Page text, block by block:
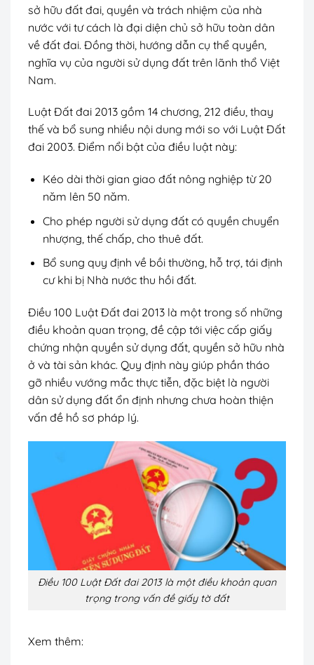
sở hữu đất đai, quyền và trách nhiệm của nhà
nước với tư cách là đại diện chủ sở hữu toàn dân
về đất đai. Đồng thời, hướng dẫn cụ thể quyền,
nghĩa vụ của người sử dụng đất trên lãnh thổ Việt
Nam.
Luật Đất đai 2013 gồm 14 chương, 212 điều, thay
thế và bổ sung nhiều nội dung mới so với Luật Đất
đai 2003. Điểm nổi bật của điều luật này:
Kéo dài thời gian giao đất nông nghiệp từ 20
năm lên 50 năm.
Cho phép người sử dụng đất có quyền chuyển
nhượng, thế chấp, cho thuê đất.
Bổ sung quy định về bồi thường, hỗ trợ, tái định
cư khi bị Nhà nước thu hồi đất.
Điều 100 Luật Đất đai 2013 là một trong số những
điều khoản quan trọng, đề cập tới việc cấp giấy
chứng nhận quyền sử dụng đất, quyền sở hữu nhà
ở và tài sản khác. Quy định này giúp phần tháo
gỡ nhiều vướng mắc thực tiễn, đặc biệt là người
dân sử dụng đất ổn định nhưng chưa hoàn thiện
vấn đề hồ sơ pháp lý.
Điều 100 Luật Đất đai 2013 là một điều khoản quan
trọng trong vấn đề giấy tờ đất
Xem thêm: